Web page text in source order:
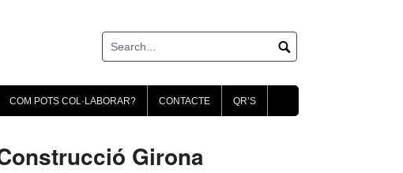
COM POTS COL·LABORAR? CONTACTE QR’S
Girona